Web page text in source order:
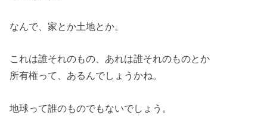
なんで、家とか土地とか。
これは誰それのもの、あれは誰それのものとか
所有権って、あるんでしょうかね。
地球って誰のものでもないでしょう。